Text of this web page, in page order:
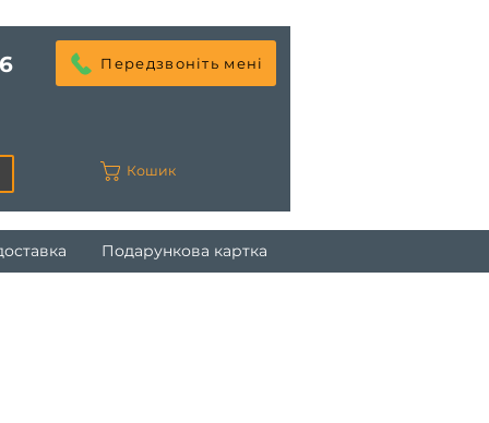
Передзвоніть мені
Кошик
Подарункова картка